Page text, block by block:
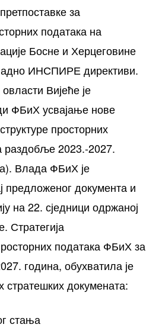
за
података на
Босне и Херцеговине
ИНСПИРЕ директиви.
Вијеће је
ФБиХ усвајање нове
просторних
раздобље 2023.-2027.
Влада ФБиХ је
предложеног документа и
на 22. сједници одржаној
Стратегија
података ФБиХ за
година, обухватила је
стратешких докумената:
стања